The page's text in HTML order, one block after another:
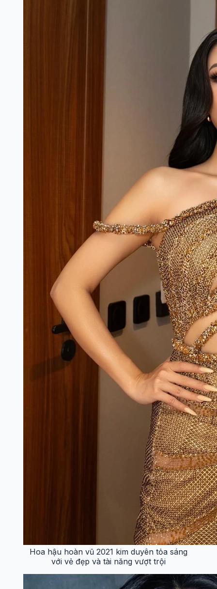
Hoa hậu hoàn vũ 2021 kim duyên tỏa sáng
với vẻ đẹp và tài năng vượt trội